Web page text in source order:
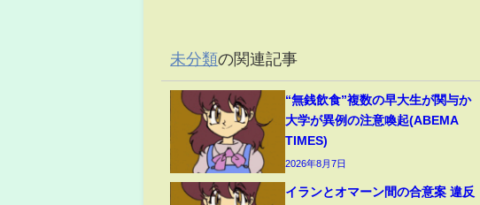
未分類の関連記事
“無銭飲食”複数の早大生が関与か
大学が異例の注意喚起(ABEMA
TIMES)
2026年8月7日
イランとオマーン間の合意案 違反